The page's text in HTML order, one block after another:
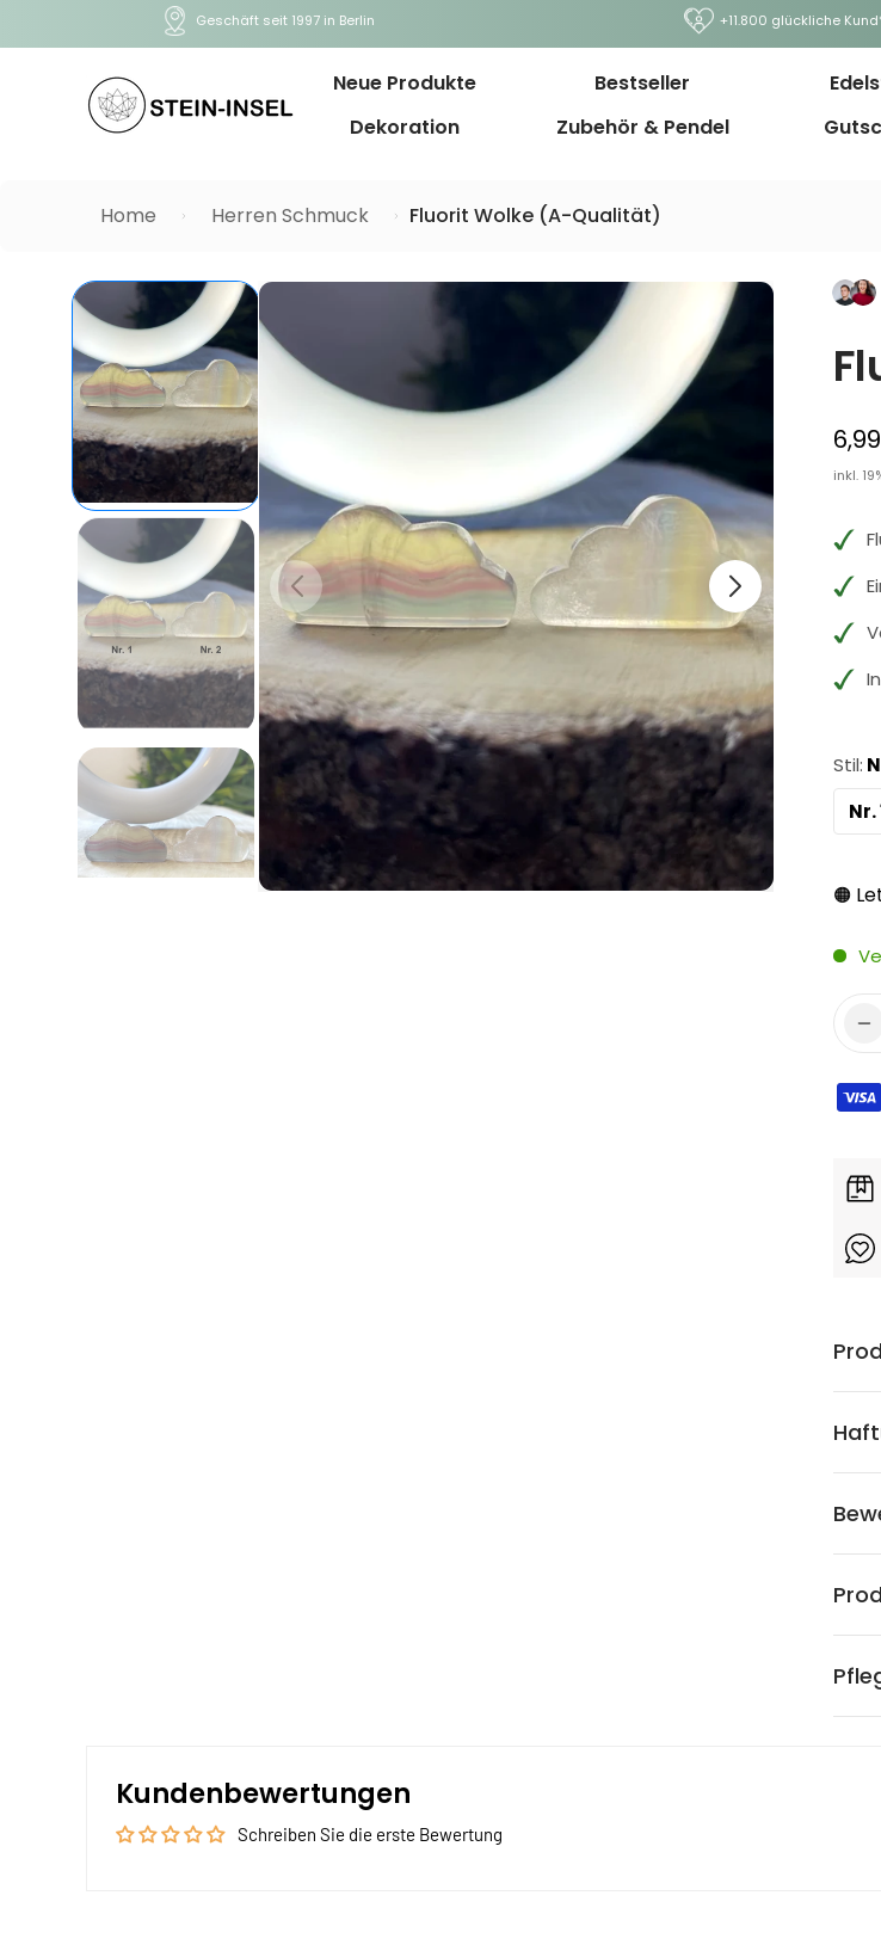
Geschäft seit 1997 in Berlin +11.800 glückliche
Neue Produkte Bestseller
Dekoration
Zubehör & Pendel
Home Herren Schmuck Fluorit Wolke (A-Qualität)
inkl.
Stil:
Nr.
🟠
Kundenbewertungen
Schreiben Sie die erste Bewertung